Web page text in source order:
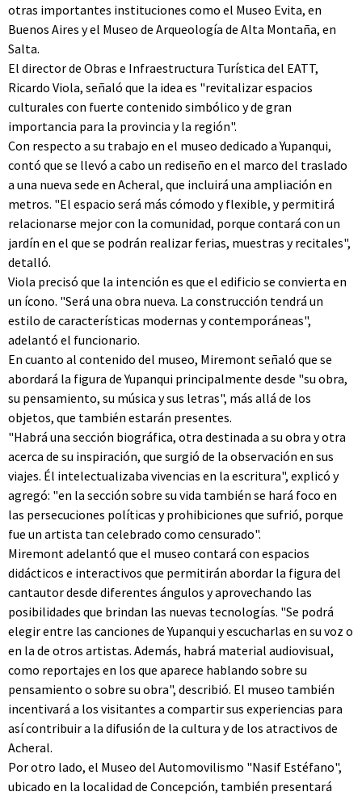
otras importantes instituciones como el Museo Evita, en
Buenos Aires y el Museo de Arqueología de Alta Montaña, en
Salta.
El director de Obras e Infraestructura Turística del EATT,
Ricardo Viola, señaló que la idea es "revitalizar espacios
culturales con fuerte contenido simbólico y de gran
importancia para la provincia y la región".
Con respecto a su trabajo en el museo dedicado a Yupanqui,
contó que se llevó a cabo un rediseño en el marco del traslado
a una nueva sede en Acheral, que incluirá una ampliación en
metros. "El espacio será más cómodo y flexible, y permitirá
relacionarse mejor con la comunidad, porque contará con un
jardín en el que se podrán realizar ferias, muestras y recitales",
detalló.
Viola precisó que la intención es que el edificio se convierta en
un ícono. "Será una obra nueva. La construcción tendrá un
estilo de características modernas y contemporáneas",
adelantó el funcionario.
En cuanto al contenido del museo, Miremont señaló que se
abordará la figura de Yupanqui principalmente desde "su obra,
su pensamiento, su música y sus letras", más allá de los
objetos, que también estarán presentes.
"Habrá una sección biográfica, otra destinada a su obra y otra
acerca de su inspiración, que surgió de la observación en sus
viajes. Él intelectualizaba vivencias en la escritura", explicó y
agregó: "en la sección sobre su vida también se hará foco en
las persecuciones políticas y prohibiciones que sufrió, porque
fue un artista tan celebrado como censurado".
Miremont adelantó que el museo contará con espacios
didácticos e interactivos que permitirán abordar la figura del
cantautor desde diferentes ángulos y aprovechando las
posibilidades que brindan las nuevas tecnologías. "Se podrá
elegir entre las canciones de Yupanqui y escucharlas en su voz o
en la de otros artistas. Además, habrá material audiovisual,
como reportajes en los que aparece hablando sobre su
pensamiento o sobre su obra", describió. El museo también
incentivará a los visitantes a compartir sus experiencias para
así contribuir a la difusión de la cultura y de los atractivos de
Acheral.
Por otro lado, el Museo del Automovilismo "Nasif Estéfano",
ubicado en la localidad de Concepción, también presentará